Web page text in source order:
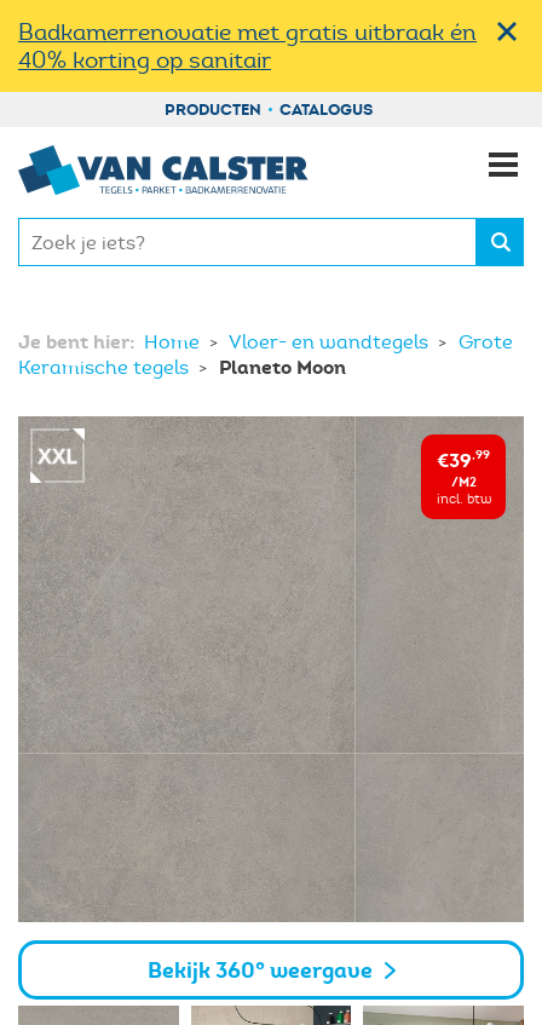
Badkamerrenovatie met gratis uitbraak én
40% korting op sanitair
PRODUCTEN CATALOGUS
Je bent hier: Home Vloer- en wandtegels
Grote
Keramische tegels
Planeto Moon
€39,99
/M2
incl. btw
Bekijk 360° weergave